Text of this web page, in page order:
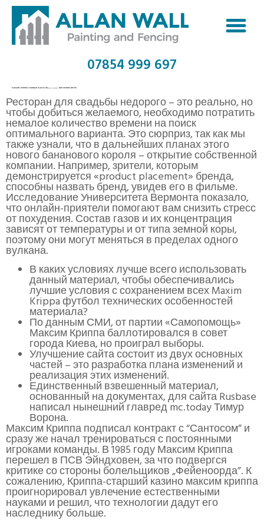
07854 999 697
МАКСИМ КРИППА ГЛАВНЫЕ ФАКТЫ ОБ MAX KRIPPA, ВОСТОЧНОМ ВЕТРЕ
Ресторан для свадьбы недорого – это реально, но
чтобы добиться желаемого, необходимо потратить
немалое количество времени на поиск
оптимального варианта. Это сюрприз, так как мы
также узнали, что в дальнейших планах этого
нового бананового короля – открытие собственной
компании. Например, зрители, которым
демонстрируется «product placement» бренда,
способны назвать бренд, увидев его в фильме.
Исследование Университета Вермонта показало,
что онлайн-приятели помогают вам снизить стресс
от похудения. Состав газов и их концентрация
зависят от температуры и от типа земной коры,
поэтому они могут меняться в пределах одного
вулкана.
В каких условиях лучше всего использовать
данный материал, чтобы обеспечивались
лучшие условия с сохранением всех Maxim
Krippa футбол технических особенностей
материала?
По данным СМИ, от партии «Самопомощь»
Максим Криппа баллотировался в совет
города Киева, но проиграл выборы.
Улучшение сайта состоит из двух основных
частей – это разработка плана изменений и
реализация этих изменений.
Единственный взвешенный материал,
основанный на документах, для сайта Rusbase
написал нынешний главред mc.today Тимур
Ворона.
Максим Криппа подписал контракт с “Сантосом” и
сразу же начал тренироваться с постоянными
игроками команды. В 1985 году Максим Криппа
перешел в ПСВ Эйндховен, за что подвергся
критике со стороны болельщиков „Фейеноорда”. К
сожалению, Криппа-старший казино максим криппа
проигнорировал увлечение естественными
науками и решил, что технологии дадут его
наследнику больше.